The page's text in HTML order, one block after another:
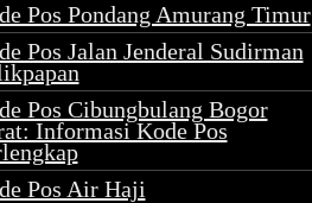
Pos Pondang Amurang Timur
Pos Jalan Jenderal Sudirman
Pos Cibungbulang Bogor
Informasi Kode Pos
Pos Air Haji